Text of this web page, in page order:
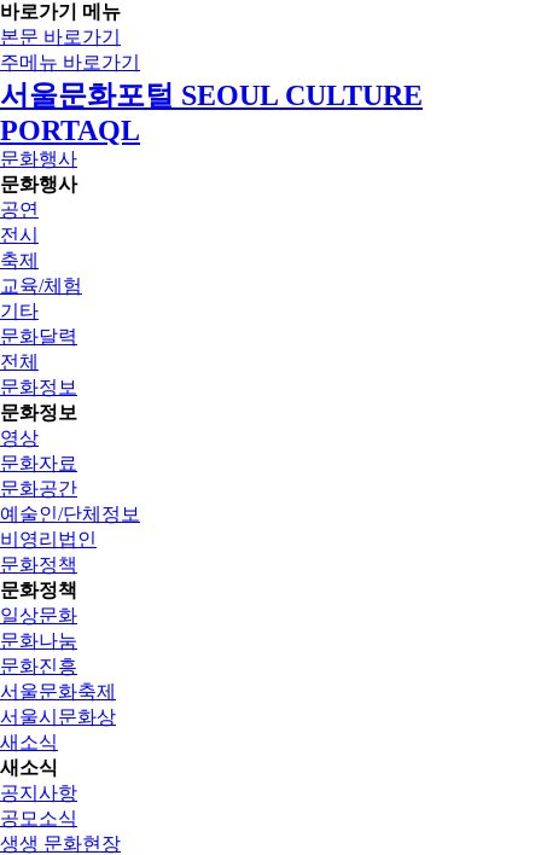
바로가기 메뉴
본문 바로가기
주메뉴 바로가기
서울문화포털 SEOUL CULTURE
PORTAQL
문화행사
문화행사
공연
전시
축제
교육/체험
기타
문화달력
전체
문화정보
문화정보
영상
문화자료
문화공간
예술인/단체정보
비영리법인
문화정책
문화정책
일상문화
문화나눔
문화진흥
서울문화축제
서울시문화상
새소식
새소식
공지사항
공모소식
생생 문화현장